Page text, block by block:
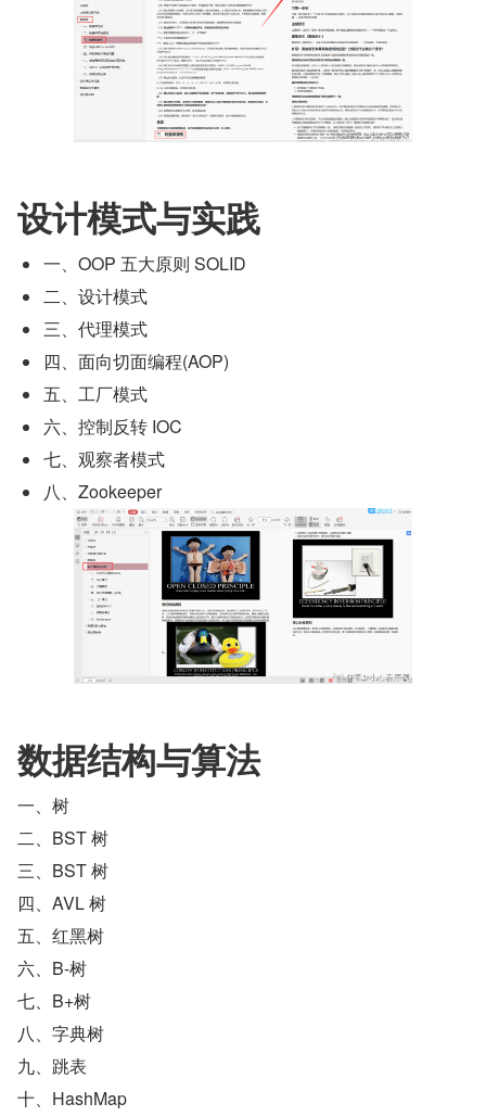
设计模式与实践
一、OOP 五大原则 SOLID
二、设计模式
三、代理模式
四、面向切面编程(AOP)
五、工厂模式
六、控制反转 IOC
七、观察者模式
八、Zookeeper
数据结构与算法
一、树
二、BST 树
三、BST 树
四、AVL 树
五、红黑树
六、B-树
七、B+树
八、字典树
九、跳表
十、HashMap